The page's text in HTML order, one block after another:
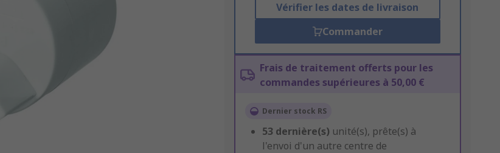
Vérifier les dates de livraison
Commander
Frais de traitement offerts pour les
commandes supérieures à 50,00 €
Dernier stock RS
53 dernière(s) unité(s), prête(s) à
l'envoi d'un autre centre de